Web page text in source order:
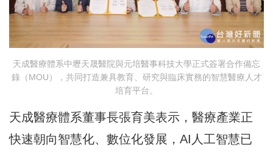
天成醫療體系中壢天晟醫院與元培醫事科技大學正式簽署合作備忘
錄（MOU），共同打造兼具教育、研究與臨床實務的智慧醫療人才
培育平台。
天成醫療體系董事長張育美表示，醫療產業正
快速朝向智慧化、數位化發展，AI人工智慧已